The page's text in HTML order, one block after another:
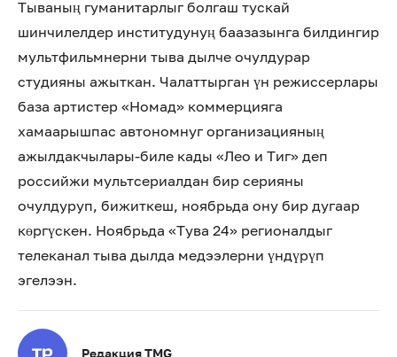
Тываның гуманитарлыг болгаш тускай
шинчилелдер институдунуң баазазынга билдингир
мультфильмнерни тыва дылче очулдурар
студияны ажыткан. Чалаттырган үн режиссерлары
база артистер «Номад» коммерцияга
хамаарышпас автономнуг организацияның
ажылдакчылары-биле кады «Лео и Тиг» деп
российжи мультсериалдан бир серияны
очулдуруп, бижиткеш, ноябрьда ону бир дугаар
көргүскен. Ноябрьда «Тува 24» регионалдыг
телеканал тыва дылда медээлерни үндүрүп
эгелээн.
Редакция TMG